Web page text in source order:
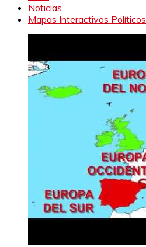
Noticias
Mapas Interactivos